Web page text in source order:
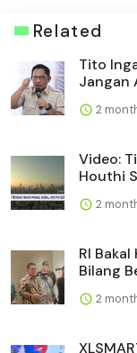
Related
Tito
Jangan
2
Video:
Houthi
2
RI
Bilang
2